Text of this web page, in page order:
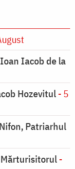
Iacob de la
Hozevitul- 5
Patriarhul
-